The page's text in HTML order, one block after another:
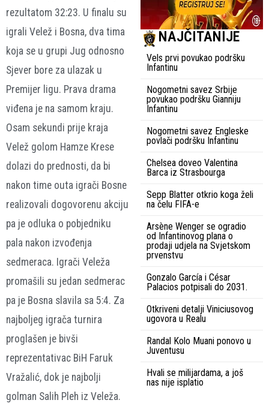
rezultatom 32:23. U finalu su
igrali Velež i Bosna, dva tima
koja se u grupi Jug odnosno
Sjever bore za ulazak u
Premijer ligu. Prava drama
viđena je na samom kraju.
Osam sekundi prije kraja
Velež golom Hamze Krese
dolazi do prednosti, da bi
nakon time outa igrači Bosne
realizovali dogovorenu akciju
pa je odluka o pobjedniku
pala nakon izvođenja
sedmeraca. Igrači Veleža
promašili su jedan sedmerac
pa je Bosna slavila sa 5:4. Za
najboljeg igrača turnira
proglašen je bivši
reprezentativac BiH Faruk
Vražalić, dok je najbolji
golman Salih Pleh iz Veleža.
NAJČITANIJE
Vels prvi povukao podršku
Infantinu
Nogometni savez Srbije
povukao podršku Gianniju
Infantinu
Nogometni savez Engleske
povlači podršku Infantinu
Chelsea doveo Valentina
Barca iz Strasbourga
Sepp Blatter otkrio koga želi
na čelu FIFA-e
Arsène Wenger se ogradio
od Infantinovog plana o
prodaji udjela na Svjetskom
prvenstvu
Gonzalo García i César
Palacios potpisali do 2031.
Otkriveni detalji Viniciusovog
ugovora u Realu
Randal Kolo Muani ponovo u
Juventusu
Hvali se milijardama, a još
nas nije isplatio